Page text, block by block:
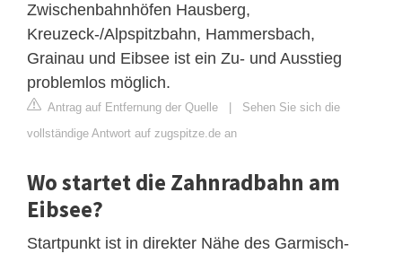
Zwischenbahnhöfen Hausberg,
Kreuzeck-/Alpspitzbahn, Hammersbach,
Grainau und Eibsee ist ein Zu- und Ausstieg
problemlos möglich.
Antrag auf Entfernung der Quelle
Sehen Sie sich die
vollständige Antwort auf zugspitze.de an
Wo startet die Zahnradbahn am
Eibsee?
Startpunkt ist in direkter Nähe des Garmisch-